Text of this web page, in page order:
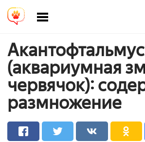
Акантофтальмус
(аквариумная
червячок):
размножение